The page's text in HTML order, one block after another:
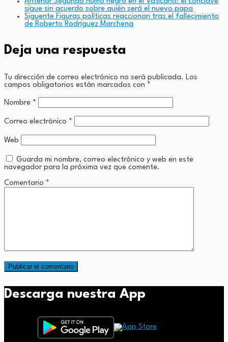
sigue sin acuerdo sobre quién será el nuevo papa
Siguente Figuras políticas reaccionan tras el fallecimiento
de Roberto Rodríguez Marchena
Deja una respuesta
Tu dirección de correo electrónico no será publicada. Los
campos obligatorios están marcados con *
Nombre *
Correo electrónico *
Web
Guarda mi nombre, correo electrónico y web en este
navegador para la próxima vez que comente.
Comentario *
Descarga nuestra App